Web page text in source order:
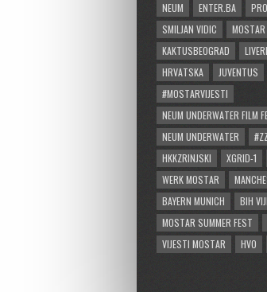
NEUM
ENTER.BA
SMILJAN VIDIC
KAKTUSBEOGRAD
HRVATSKA
JUVENTUS
#MOSTARVIJESTI
NEUM UNDERWATER FILM
NEUM UNDERWATER
HKKZRINJSKI
XGRID-1
WERK MOSTAR
BAYERN MUNICH
BIH
MOSTAR SUMMER FEST
VIJESTI MOSTAR
HVO